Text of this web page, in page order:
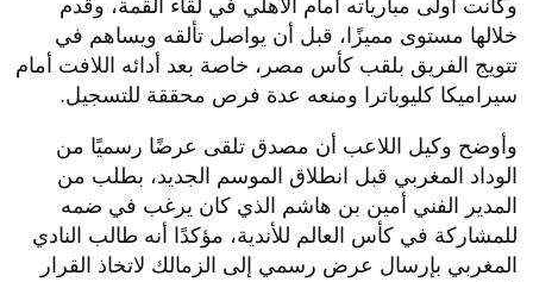
وكانت أولى مبارياته أمام الأهلي في لقاء القمة، وقدم
خلالها مستوى مميزًا، قبل أن يواصل تألقه ويساهم في
تتويج الفريق بلقب كأس مصر، خاصة بعد أدائه اللافت أمام
سيراميكا كليوباترا ومنعه عدة فرص محققة للتسجيل.
وأوضح وكيل اللاعب أن مصدق تلقى عرضًا رسميًا من
الوداد المغربي قبل انطلاق الموسم الجديد، بطلب من
المدير الفني أمين بن هاشم الذي كان يرغب في ضمه
للمشاركة في كأس العالم للأندية، مؤكدًا أنه طالب النادي
المغربي بإرسال عرض رسمي إلى الزمالك لاتخاذ القرار